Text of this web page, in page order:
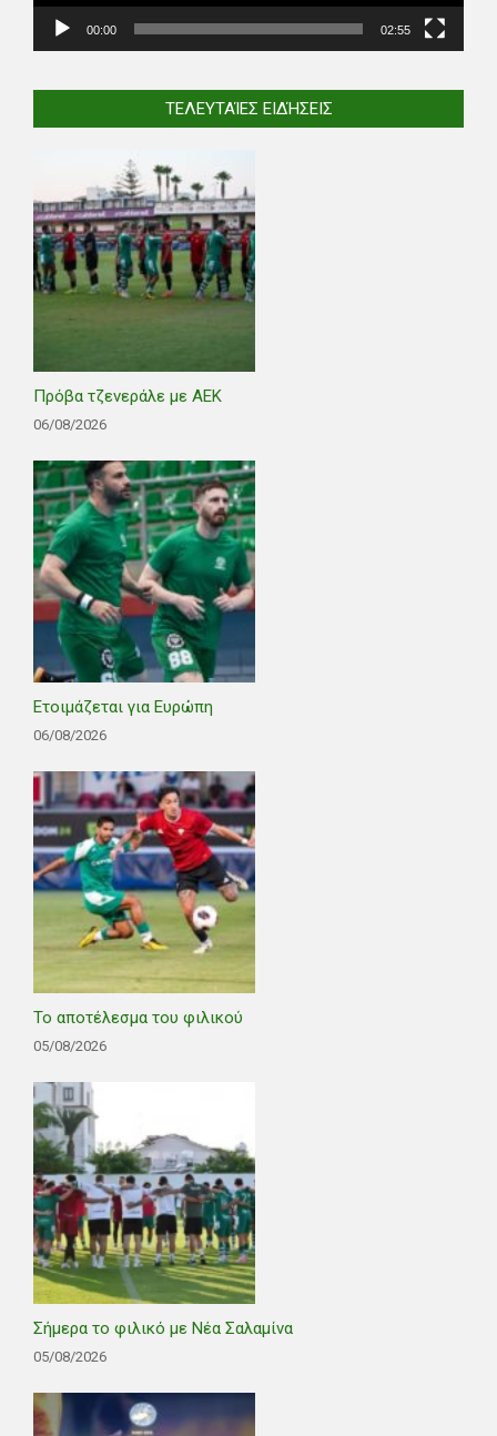
00:00 02:55
ΤΕΛΕΥΤΑΊΕΣ ΕΙΔΉΣΕΙΣ
Πρόβα τζενεράλε με ΑΕΚ
06/08/2026
Ετοιμάζεται για Ευρώπη
06/08/2026
Το αποτέλεσμα του φιλικού
05/08/2026
Σήμερα το φιλικό με Νέα Σαλαμίνα
05/08/2026